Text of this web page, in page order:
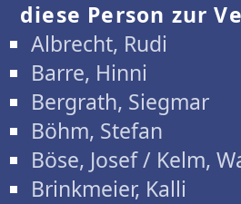
diese Person zur
Albrecht, Rudi
Barre, Hinni
Bergrath, Siegmar
Böhm, Stefan
Böse, Josef / Kelm,
Brinkmeier, Kalli